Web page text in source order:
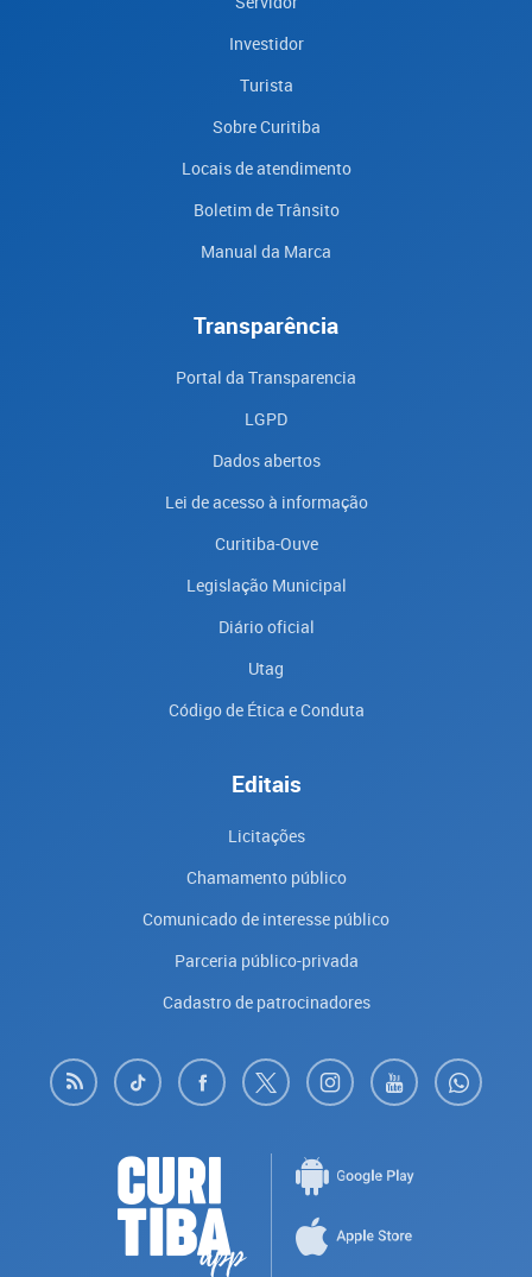
Investidor
Turista
Sobre Curitiba
Locais de atendimento
Boletim de Trânsito
Manual da Marca
Transparência
Portal da Transparencia
LGPD
Dados abertos
Lei de acesso à informação
Curitiba-Ouve
Legislação Municipal
Diário oficial
Utag
Código de Ética e Conduta
Editais
Licitações
Chamamento público
Comunicado de interesse público
Parceria público-privada
Cadastro de patrocinadores